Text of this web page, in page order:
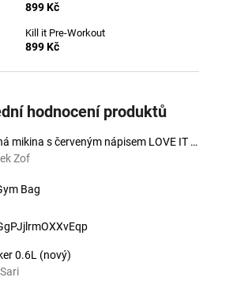
899 Kč
Kill it Pre-Workout
899 Kč
hodnocení produktů
OG Černá mikina s červeným nápisem LOVE IT KILL IT
produktu je 5 z 5 hvězdiček.
Zof
Bag
produktu je 5 z 5 hvězdiček.
0.6L (nový)
produktu je 5 z 5 hvězdiček.